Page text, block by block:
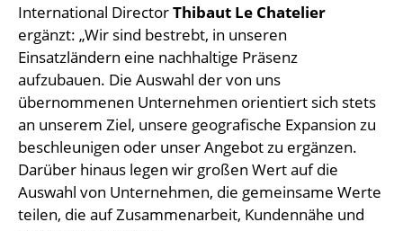
International DirectorThibaut Le Chatelier
ergänzt: „Wir sind bestrebt, in unseren
Einsatzländern eine nachhaltige Präsenz
aufzubauen. Die Auswahl der von uns
übernommenen Unternehmen orientiert sich stets
an unserem Ziel, unsere geografische Expansion zu
beschleunigen oder unser Angebot zu ergänzen.
Darüber hinaus legen wir großen Wert auf die
Auswahl von Unternehmen, die gemeinsame Werte
teilen, die auf Zusammenarbeit, Kundennähe und